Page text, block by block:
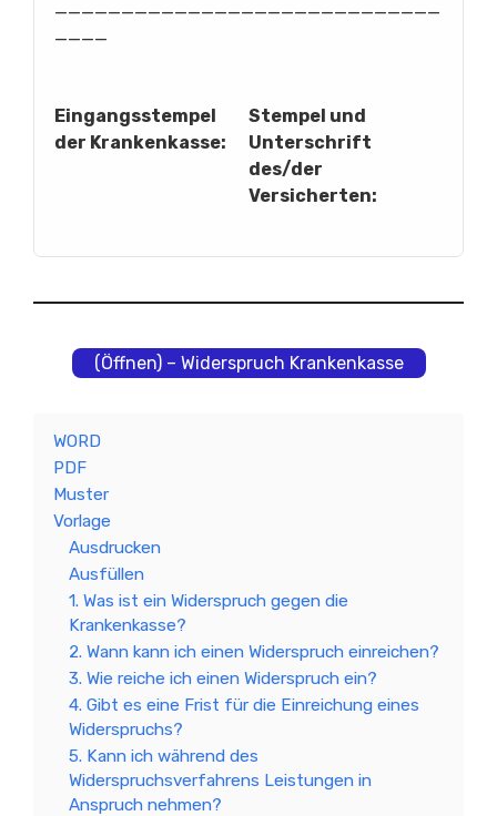
Eingangsstempel
der Krankenkasse:
Stempel und
Unterschrift
des/der
Versicherten:
(Öffnen) – Widerspruch Krankenkasse
WORD
PDF
Muster
Vorlage
Ausdrucken
Ausfüllen
1. Was ist ein Widerspruch gegen die
Krankenkasse?
2. Wann kann ich einen Widerspruch einreichen?
3. Wie reiche ich einen Widerspruch ein?
4. Gibt es eine Frist für die Einreichung eines
Widerspruchs?
5. Kann ich während des
Widerspruchsverfahrens Leistungen in
Anspruch nehmen?